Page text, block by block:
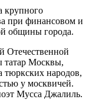
крупного
при финансовом и
общины города.
Отечественной
татар Москвы,
тюркских народов,
у москвичей.
Мусса Джалиль.